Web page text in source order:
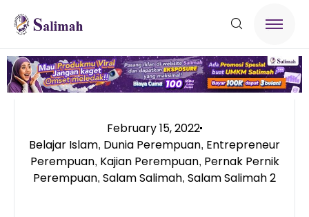
February 15, 2022
Belajar Islam, Dunia Perempuan, Entrepreneur
Perempuan, Kajian Perempuan, Pernak Pernik
Perempuan, Salam Salimah, Salam Salimah 2